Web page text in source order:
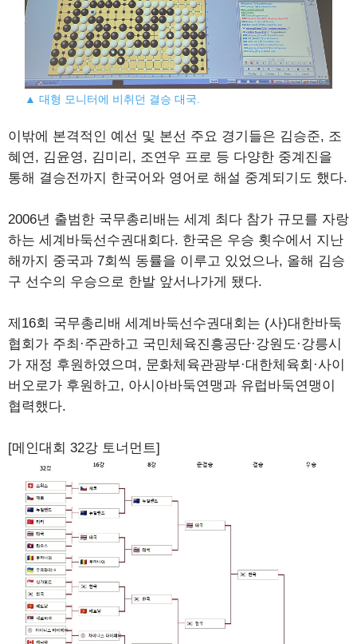
▲ 대형 모니터에 비취던 결승 대국.
이밖에 본격적인 예선 및 본선 주요 경기들은 김승준, 조
혜연, 김윤영, 김미리, 조연우 프로 등 다양한 중계진을
통해 결승전까지 한국어와 영어로 해설 중계되기도 했다.
2006년 출범한 국무총리배는 세계 최다 참가 규모를 자랑
하는 세계바둑선수권대회다. 한국은 우승 횟수에서 지난
해까지 중국과 7회씩 동률을 이루고 있었으나, 올해 김승
구 선수의 우승으로 한발 앞서나가게 됐다.
제16회 국무총리배 세계바둑선수권대회는 (사)대한바둑
협회가 주최·주관하고 국민체육진흥공단·강원도·강릉시
가 재정 후원하였으며, 문화체육관광부·대한체육회·사이
버오로가 후원하고, 아시아바둑연맹과 유럽바둑연맹이
협력했다.
[메인대회 32강 토너먼트]